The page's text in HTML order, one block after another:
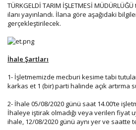
l
a
t
n
a
r
TÜRKGELDİ TARIM İŞLETMESİ
ilanı yayınlandı. İlana göre aşağıdaki
gerçekleştirilecek.
İhale Şartları
1- İşletmemizde mecburi kesime tabi
karkas et 1 (bir) parti halinde açık artırma
2- İhale 05/08/2020 günü saat 14.00’te
İhaleye iştirak olmadığı veya verilen fiyat
ihale, 12/08/2020 günü aynı yer ve saatte